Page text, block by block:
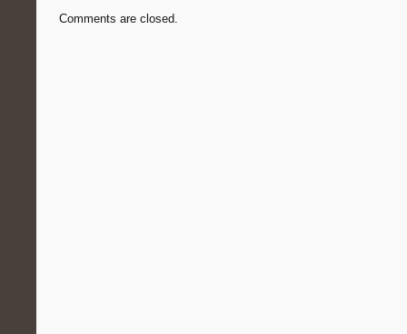
Comments are closed.